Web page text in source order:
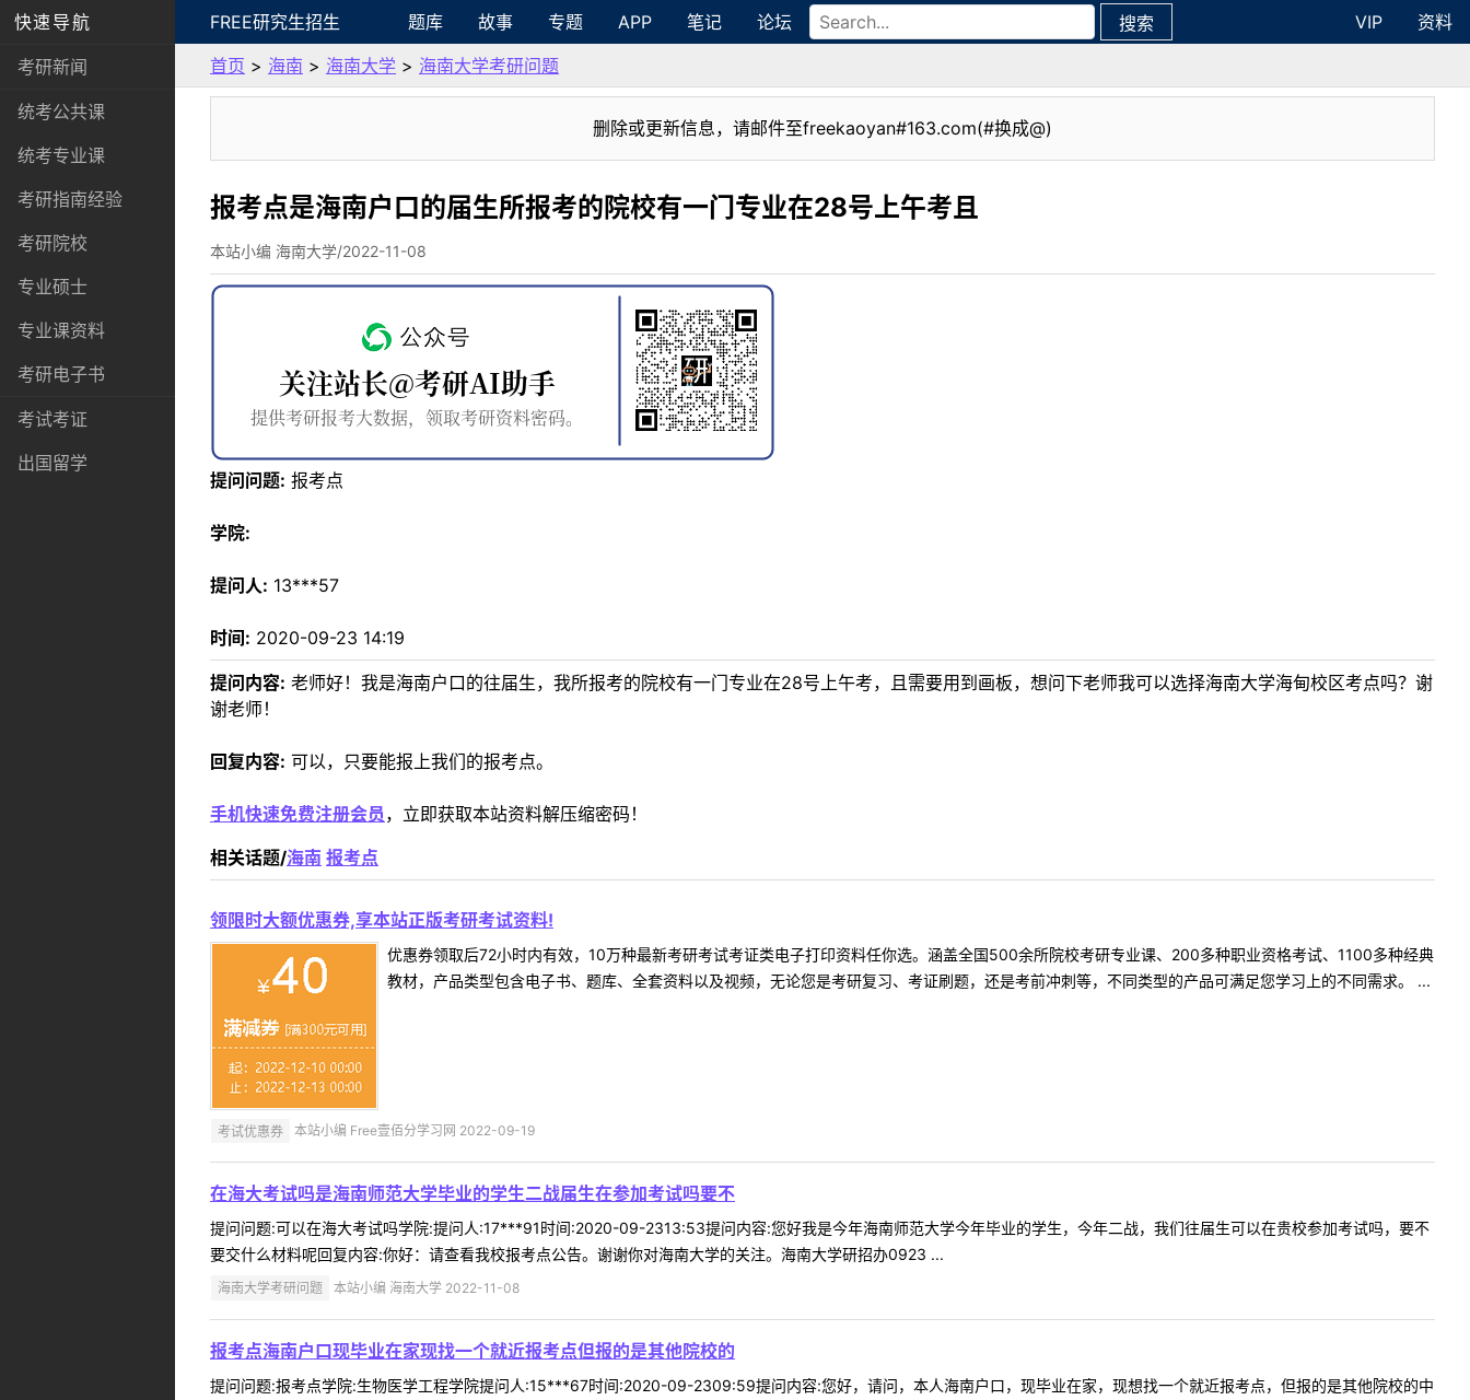
快速导航
考研新闻
统考公共课
统考专业课
考研指南经验
考研院校
专业硕士
专业课资料
考研电子书
考试考证
出国留学
FREE研究生招生 题库 故事 专题 APP 笔记 论坛 搜索 VIP
资料
首页 > 海南 > 海南大学 > 海南大学考研问题
删除或更新信息，请邮件至freekaoyan#163.com(#换成@)
报考点是海南户口的届生所报考的院校有一门专业在28号上午考且
本站小编 海南大学/2022-11-08
提问问题: 报考点
学院:
提问人: 13***57
时间: 2020-09-23 14:19
提问内容: 老师好！我是海南户口的往届生，我所报考的院校有一门专业在28号上午考，且需要用到画板，想问下老师我可以选择海南大学海甸校区考点吗？谢
谢老师！
回复内容: 可以，只要能报上我们的报考点。
手机快速免费注册会员 ，立即获取本站资料解压缩密码！
相关话题/海南 报考点
领限时大额优惠券,享本站正版考研考试资料!
优惠券领取后72小时内有效，10万种最新考研考试考证类电子打印资料任你选。涵盖全国500余所院校考研专业课、200多种职业资格考试、1100多种经典
教材，产品类型包含电子书、题库、全套资料以及视频，无论您是考研复习、考证刷题，还是考前冲刺等，不同类型的产品可满足您学习上的不同需求。 ...
考试优惠券 本站小编 Free壹佰分学习网 2022-09-19
在海大考试吗是海南师范大学毕业的学生二战届生在参加考试吗要不
提问问题:可以在海大考试吗学院:提问人:17***91时间:2020-09-2313:53提问内容:您好我是今年海南师范大学今年毕业的学生，今年二战，我们往届生可以在贵校参加考试吗，要不
要交什么材料呢回复内容:你好：请查看我校报考点公告。谢谢你对海南大学的关注。海南大学研招办0923 ...
海南大学考研问题 本站小编 海南大学 2022-11-08
报考点海南户口现毕业在家现找一个就近报考点但报的是其他院校的
提问问题:报考点学院:生物医学工程学院提问人:15***67时间:2020-09-2309:59提问内容:您好，请问，本人海南户口，现毕业在家，现想找一个就近报考点，但报的是其他院校的中